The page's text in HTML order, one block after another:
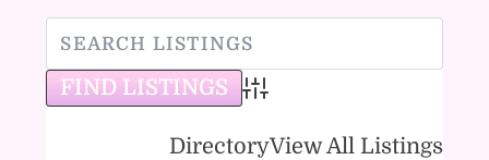
Advanced Search
DirectoryView All Listings